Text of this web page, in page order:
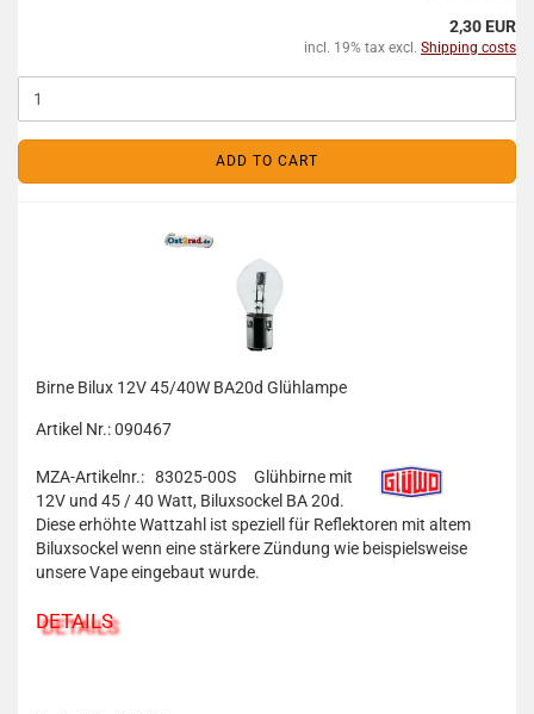
2,30 EUR
incl. 19% tax excl. Shipping costs
ADD TO CART
Birne Bilux 12V 45/40W BA20d Glühlampe
Artikel Nr.: 090467
MZA-Artikelnr.: 83025-00S
Glühbirne mit
12V und 45 / 40 Watt, Biluxsockel BA 20d.
Diese erhöhte Wattzahl ist speziell für Reflektoren mit altem
Biluxsockel wenn eine stärkere Zündung wie beispielsweise
unsere Vape eingebaut wurde.
DETAILS